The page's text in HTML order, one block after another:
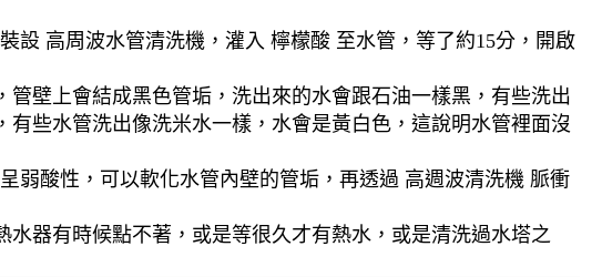
設 高周波水管清洗機，灌入 檸檬酸 至水管，等了約15分，開啟
壁上會結成黑色管垢，洗出來的水會跟石油一樣黑，有些洗出
些水管洗出像洗米水一樣，水會是黃白色，這說明水管裡面沒
弱酸性，可以軟化水管內壁的管垢，再透過 高週波清洗機 脈衝
器有時候點不著，或是等很久才有熱水，或是清洗過水塔之